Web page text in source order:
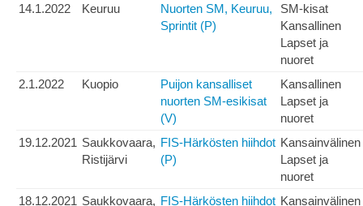
14.1.2022 Keuruu
Nuorten SM, Keuruu,
Sprintit (P)
SM-kisat
Kansallinen
Lapset ja
nuoret
2.1.2022
Kuopio
Puijon kansalliset
nuorten SM-esikisat
(V)
Kansallinen
Lapset ja
nuoret
19.12.2021 Saukkovaara,
Ristijärvi
FIS-Härkösten hiihdot
(P)
Kansainvälinen
Lapset ja
nuoret
18.12.2021 Saukkovaara, FIS-Härkösten hiihdot Kansainvälinen